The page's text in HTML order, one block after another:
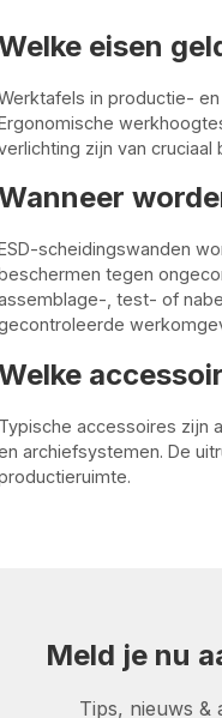
eisen
in productie-
zijn van cruciaal
scheidingswanden
tegen
, test- of
Typische accessoires zijn
archiefsystemen. De
Meld je nu
Tips, nieuws &